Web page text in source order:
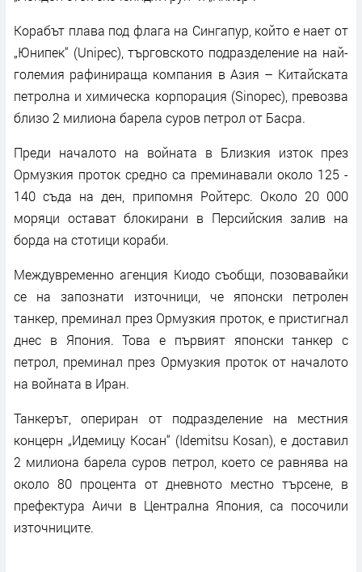
Корабът плава под флага на Сингапур, който е нает от
„Юнипек“ (Unipec), търговското подразделение на най-
големия рафинираща компания в Азия – Китайската
петролна и химическа корпорация (Sinopec), превозва
близо 2 милиона барела суров петрол от Басра.
Преди началото на войната в Близкия изток през
Ормузкия проток средно са преминавали около 125 -
140 съда на ден, припомня Ройтерс. Около 20 000
моряци остават блокирани в Персийския залив на
борда на стотици кораби.
Междувременно агенция Киодо съобщи, позовавайки
се на запознати източници, че японски петролен
танкер, преминал през Ормузкия проток, е пристигнал
днес в Япония. Това е първият японски танкер с
петрол, преминал през Ормузкия проток от началото
на войната в Иран.
Танкерът, опериран от подразделение на местния
концерн „Идемицу Косан“ (Idemitsu Kosan), е доставил
2 милиона барела суров петрол, което се равнява на
около 80 процента от дневното местно търсене, в
префектура Аичи в Централна Япония, са посочили
източниците.